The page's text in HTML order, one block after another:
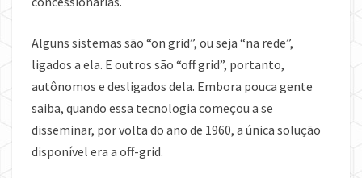
Alguns sistemas são “on grid”, ou seja “na rede”,
ligados a ela. E outros são “off grid”, portanto,
autônomos e desligados dela. Embora pouca gente
saiba, quando essa tecnologia começou a se
disseminar, por volta do ano de 1960, a única solução
disponível era a off-grid.